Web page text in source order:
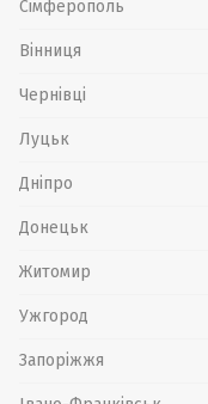
Сімферополь
Вінниця
Чернівці
Луцьк
Дніпро
Донецьк
Житомир
Ужгород
Запоріжжя